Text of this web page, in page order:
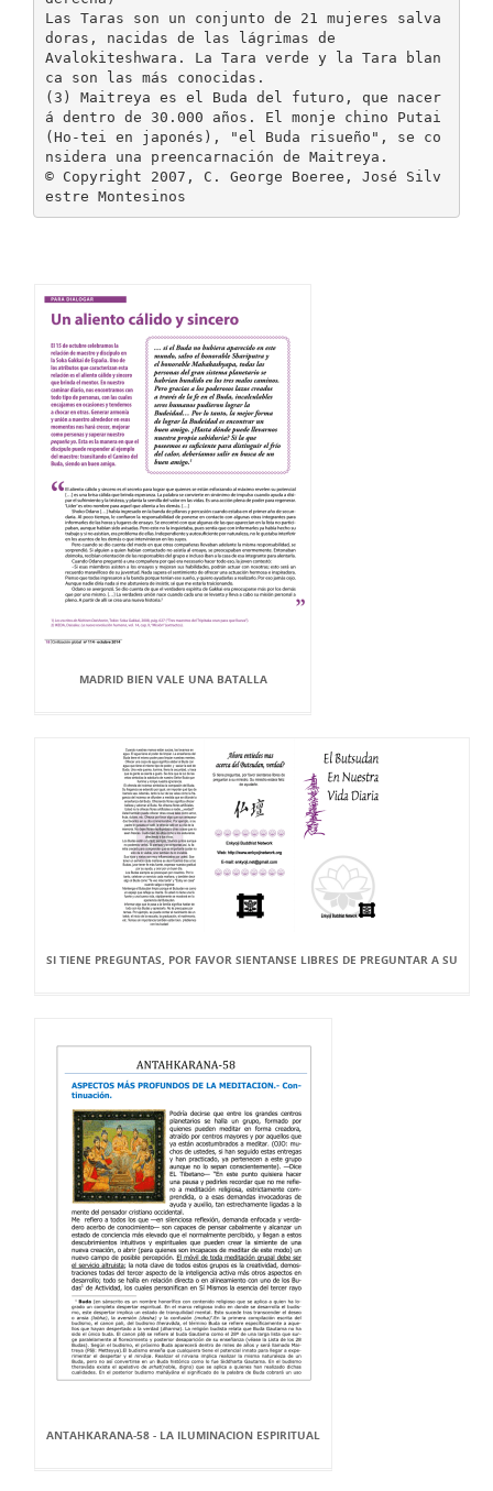
Las Taras son un conjunto de 21 mujeres salva
doras, nacidas de las lágrimas de
Avalokiteshwara. La Tara verde y la Tara blan
ca son las más conocidas.
(3) Maitreya es el Buda del futuro, que nacer
á dentro de 30.000 años. El monje chino Putai
(Ho-tei en japonés), "el Buda risueño", se co
nsidera una preencarnación de Maitreya.
© Copyright 2007, C. George Boeree, José Silv
MADRID BIEN VALE UNA BATALLA
SI TIENE PREGUNTAS, POR FAVOR SIENTANSE LIBRES DE PREGUNTAR A SU
ANTAHKARANA-58 - LA ILUMINACION ESPIRITUAL